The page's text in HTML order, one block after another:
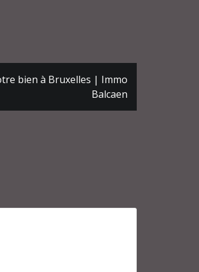
bien à Bruxelles | Immo
Balcaen